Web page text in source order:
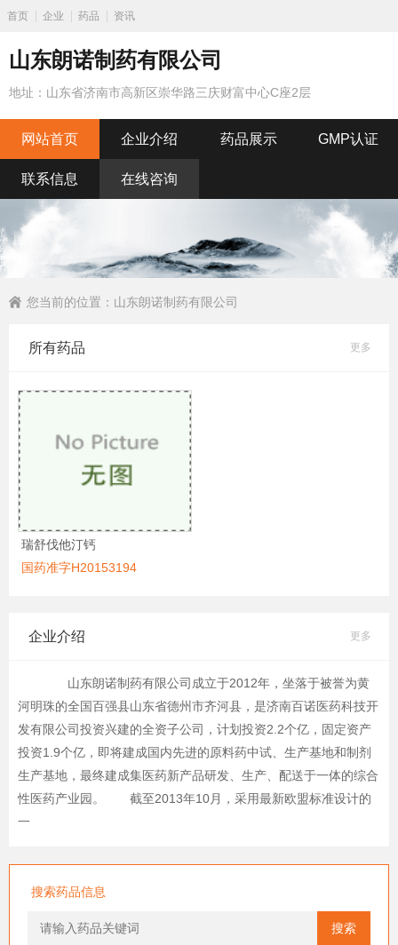
首页 企业 药品 资讯
山东朗诺制药有限公司
地址：山东省济南市高新区崇华路三庆财富中心C座2层
网站首页 企业介绍 药品展示 GMP认证
联系信息 在线咨询
您当前的位置： 山东朗诺制药有限公司
所有药品 更多
瑞舒伐他汀钙
国药准字H20153194
企业介绍 更多
山东朗诺制药有限公司成立于2012年，坐落于被誉为黄
河明珠的全国百强县山东省德州市齐河县，是济南百诺医药科技开
发有限公司投资兴建的全资子公司，计划投资2.2个亿，固定资产
投资1.9个亿，即将建成国内先进的原料药中试、生产基地和制剂
生产基地，最终建成集医药新产品研发、生产、配送于一体的综合
性医药产业园。 截至2013年10月，采用最新欧盟标准设计的
一
搜索药品信息
搜索